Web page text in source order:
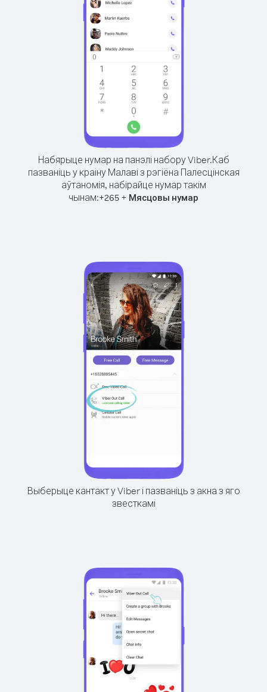
Набярыце нумар на панэлі набору Viber.Каб
пазваніць у краіну Малаві з рэгіёна Палесцінская
аўтаномія, набірайце нумар такім
чынам:+265 + Мясцовы нумар
Выберыце кантакт у Viber і пазваніць з акна з яго
звесткамі